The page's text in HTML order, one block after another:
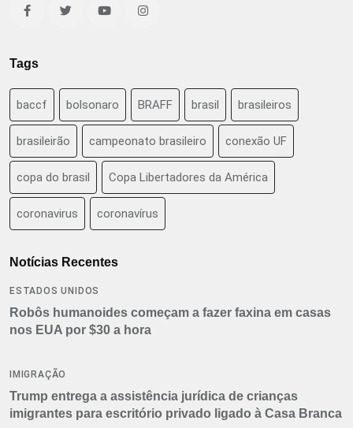
Tags
baccf bolsonaro BRAFF brasil brasileiros
brasileirão campeonato brasileiro conexão UF
copa do brasil Copa Libertadores da América
coronavirus coronavírus
Notícias Recentes
ESTADOS UNIDOS
Robôs humanoides começam a fazer faxina em casas
nos EUA por $30 a hora
IMIGRAÇÃO
Trump entrega a assistência jurídica de crianças
imigrantes para escritório privado ligado à Casa Branca